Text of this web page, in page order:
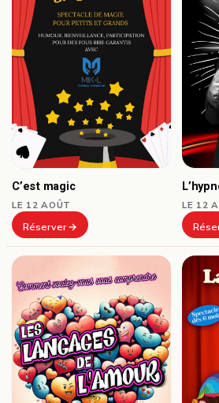
C’est magic
LE 12 AOÛT
Réserver
LE 12